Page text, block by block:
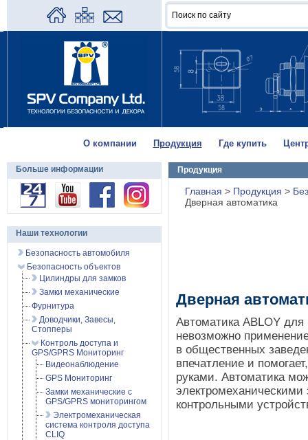
О компании Продукция Где купить
Продукция
Главная > Продукция >
Дверная автоматика
Дверная
Автоматика ABLOY
невозможно
в общественных
впечатление и
руками. Автоматика
контрольными
Больше информации
Наши технологии
Безопасность автомобиля
Безопасность объектов
Цилиндры для замков
Замки механические
Фурнитура
Доводчики, Завесы,
Стопперы
Контроль доступа и
GPS/GPRS Мониторинг
Видеонаблюдение
GPS Мониторинг
Замки механические с
GPS/GPRS мониторингом
Электромеханическая
система контроля доступа
CLIQ